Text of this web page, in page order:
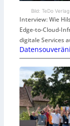
Bild: TeDo
Interview: Wie
Edge-to-Cloud-
digitale Services